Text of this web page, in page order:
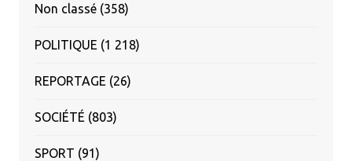
Non classé(358)
POLITIQUE (1 218)
REPORTAGE (26)
SOCIÉTÉ (803)
SPORT (91)